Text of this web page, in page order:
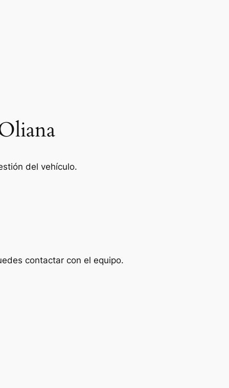
del vehículo.
contactar con el equipo.